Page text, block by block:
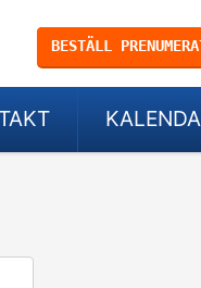
BESTÄLL